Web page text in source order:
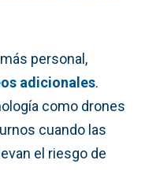
personal,
adicionales.
como drones
cuando las
el riesgo de